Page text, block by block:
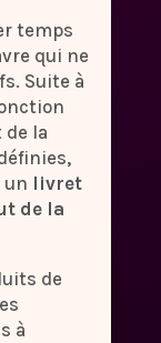
temps
qui ne
Suite à
de la
un livret
de la
de
à